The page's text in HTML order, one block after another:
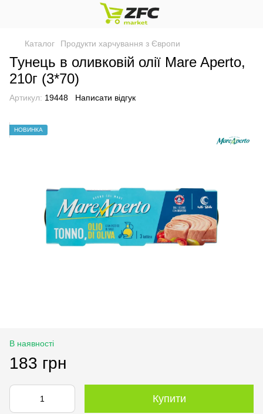
Каталог Продукти харчування з Європи
Тунець в оливковій олії Mare Aperto,
210г (3*70)
Артикул: 19448 Написати відгук
НОВИНКА
В наявності
183 грн
Купити